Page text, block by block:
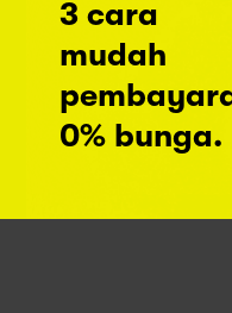
3 cara
mudah
0% bunga.